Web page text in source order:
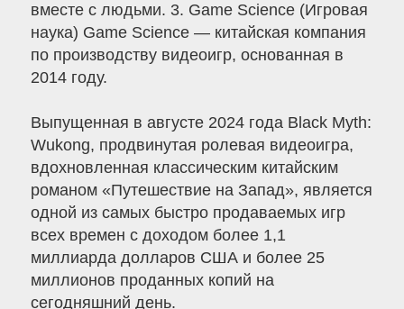
вместе с людьми. 3. Game Science (Игровая
наука) Game Science — китайская компания
по производству видеоигр, основанная в
2014 году.
Выпущенная в августе 2024 года Black Myth:
Wukong, продвинутая ролевая видеоигра,
вдохновленная классическим китайским
романом «Путешествие на Запад», является
одной из самых быстро продаваемых игр
всех времен с доходом более 1,1
миллиарда долларов США и более 25
миллионов проданных копий на
сегодняшний день.